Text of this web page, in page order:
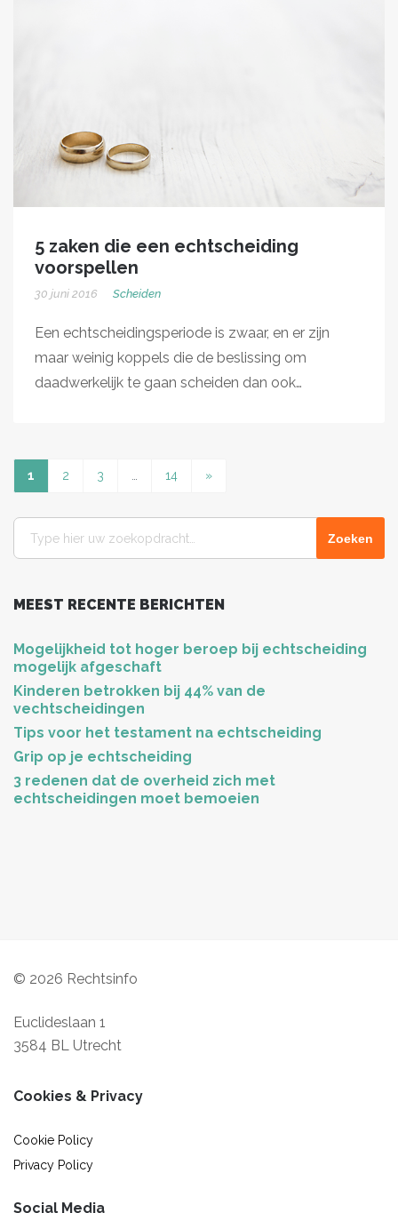
5 zaken die een echtscheiding
voorspellen
30 juni 2016 Scheiden
Een echtscheidingsperiode is zwaar, en er zijn
maar weinig koppels die de beslissing om
daadwerkelijk te gaan scheiden dan ook…
1 2 3 14 »Volgende
naar:
MEEST RECENTE BERICHTEN
Mogelijkheid tot hoger beroep bij echtscheiding
mogelijk afgeschaft
Kinderen betrokken bij 44% van de
vechtscheidingen
Tips voor het testament na echtscheiding
Grip op je echtscheiding
3 redenen dat de overheid zich met
echtscheidingen moet bemoeien
© 2026 Rechtsinfo
Euclideslaan 1
3584 BL Utrecht
Cookies & Privacy
Cookie Policy
Privacy Policy
Social Media